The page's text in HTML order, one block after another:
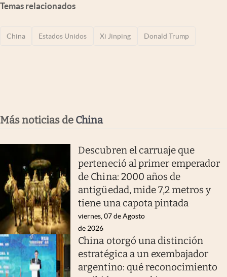
Temas relacionados
China Estados Unidos Xi Jinping Donald Trump
Más noticias de China
Descubren el carruaje que
perteneció al primer emperador
de China: 2000 años de
antigüedad, mide 7,2 metros y
tiene una capota pintada
viernes, 07 de Agosto
de 2026
China otorgó una distinción
estratégica a un exembajador
argentino: qué reconocimiento